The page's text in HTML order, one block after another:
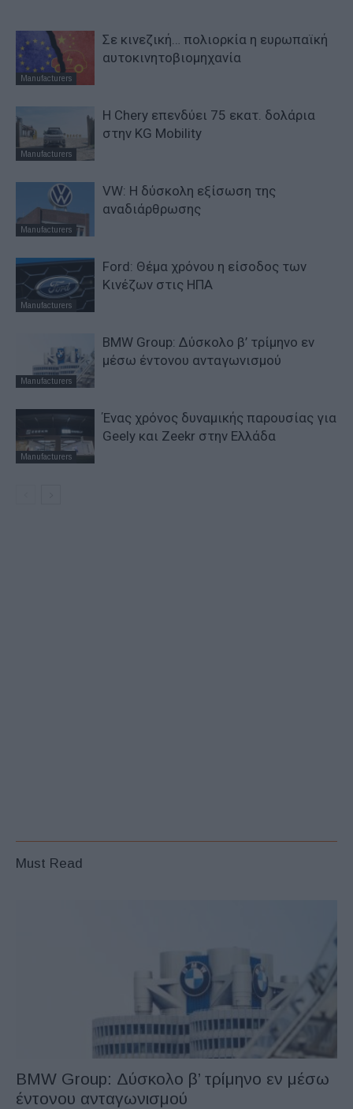
Manufacturers
Σε κινεζική… πολιορκία η ευρωπαϊκή
αυτοκινητοβιομηχανία
Manufacturers
Η Chery επενδύει 75 εκατ. δολάρια
στην KG Mobility
Manufacturers
VW: Η δύσκολη εξίσωση της
αναδιάρθρωσης
Manufacturers
Ford: Θέμα χρόνου η είσοδος των
Κινέζων στις ΗΠΑ
Manufacturers
BMW Group: Δύσκολο β’ τρίμηνο εν
μέσω έντονου ανταγωνισμού
Manufacturers
Ένας χρόνος δυναμικής παρουσίας για
Geely και Zeekr στην Ελλάδα
Must Read
BMW Group: Δύσκολο β’ τρίμηνο εν μέσω
έντονου ανταγωνισμού